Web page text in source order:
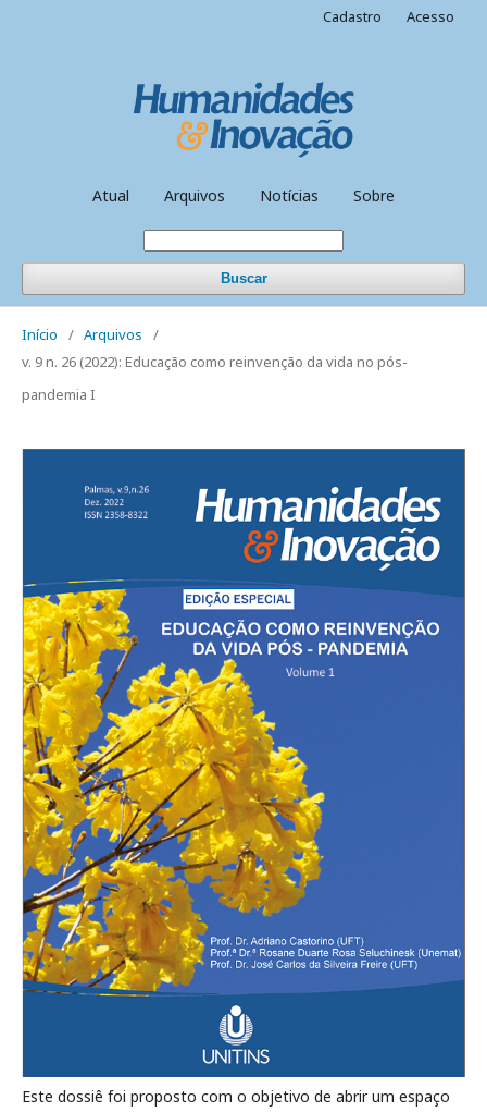
Atual Arquivos Notícias Sobre
Buscar
Cadastro Acesso
Início / Arquivos
/
v. 9 n. 26 (2022): Educação como reinvenção da vida no pós-
pandemia I
Este dossiê foi proposto com o objetivo de abrir um espaço